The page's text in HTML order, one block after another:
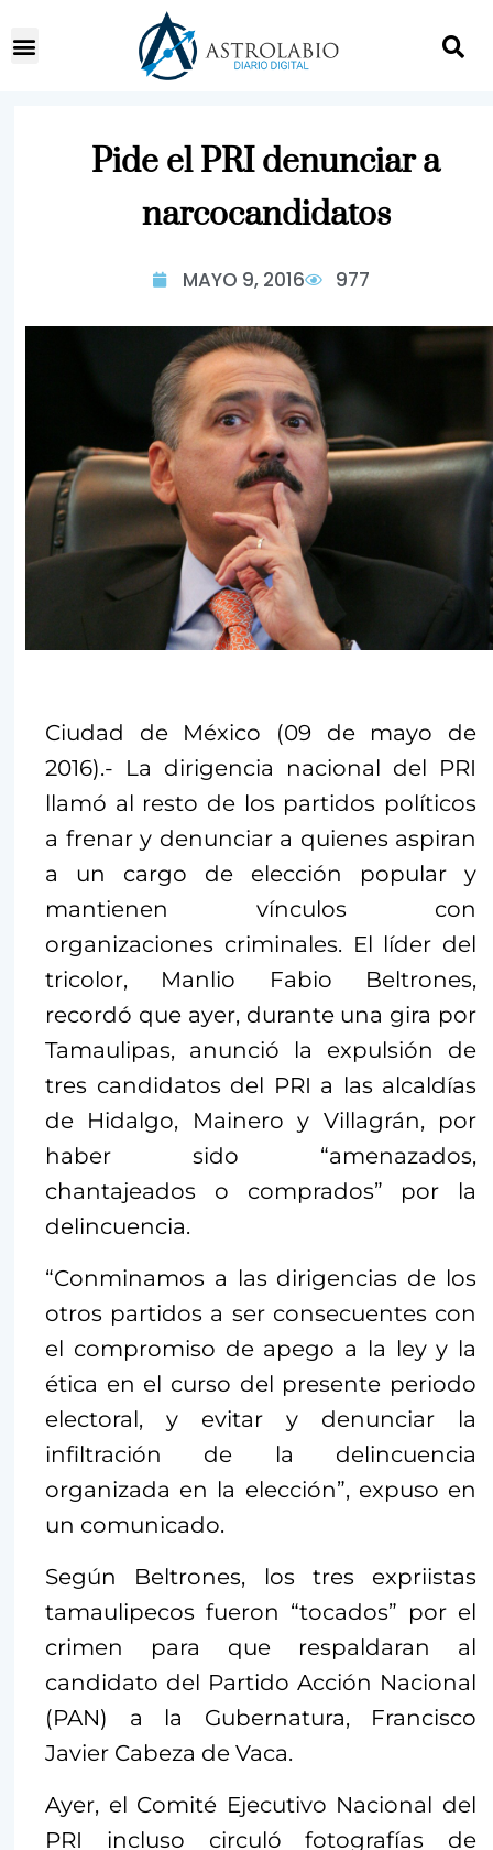
Pide el PRI denunciar a
narcocandidatos
MAYO 9, 2016 977
Ciudad de México (09 de mayo de
2016).- La dirigencia nacional del PRI
llamó al resto de los partidos políticos
a frenar y denunciar a quienes aspiran
a un cargo de elección popular y
mantienen vínculos con
organizaciones criminales. El líder del
tricolor, Manlio Fabio Beltrones,
recordó que ayer, durante una gira por
Tamaulipas, anunció la expulsión de
tres candidatos del PRI a las alcaldías
de Hidalgo, Mainero y Villagrán, por
haber sido “amenazados,
chantajeados o comprados” por la
delincuencia.
“Conminamos a las dirigencias de los
otros partidos a ser consecuentes con
el compromiso de apego a la ley y la
ética en el curso del presente periodo
electoral, y evitar y denunciar la
infiltración de la delincuencia
organizada en la elección”, expuso en
un comunicado.
Según Beltrones, los tres expriistas
tamaulipecos fueron “tocados” por el
crimen para que respaldaran al
candidato del Partido Acción Nacional
(PAN) a la Gubernatura, Francisco
Javier Cabeza de Vaca.
Ayer, el Comité Ejecutivo Nacional del
PRI incluso circuló fotografías de